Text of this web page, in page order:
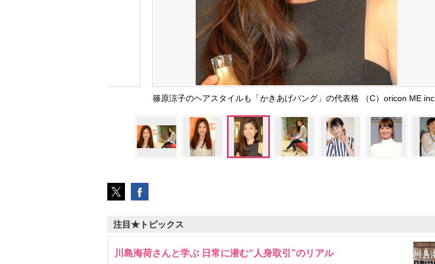
篠原涼子のヘアスタイルも「かきあげバング」の代表格 （C）oricon ME inc.
注目★トピックス
川島海荷さんと学ぶ 日常に潜む“人身取引”のリアル